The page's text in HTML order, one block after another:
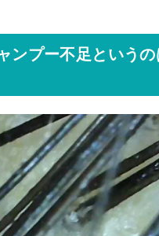
ンプー不足というの